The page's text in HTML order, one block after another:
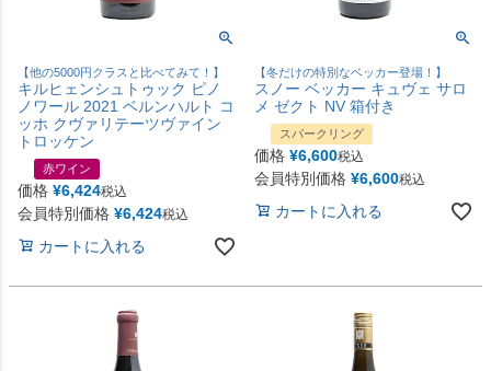
【他の5000円クラスと比べてみて！】
キルヒェンシュトゥック ピノ
ノワール 2021 ベルンハルト コ
ッホ クヴァリテーツヴァイン
トロッケン
赤ワイン
価格 ¥6,424税込
会員特別価格 ¥6,424税込
カートに入れる
【冬だけの特別なベッカー登場！】
スノー ベッカー キュヴェ サロ
メ ゼクト NV 箱付き
スパークリング
価格 ¥6,600税込
会員特別価格 ¥6,600税込
カートに入れる